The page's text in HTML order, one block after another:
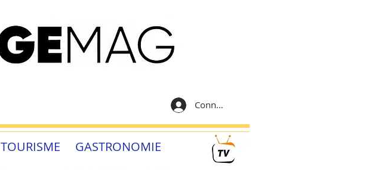
Connexion
TOURISME GASTRONOMIE